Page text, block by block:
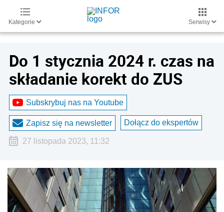
Kategorie Serwisy
Do 1 stycznia 2024 r. czas na
składanie korekt do ZUS
Subskrybuj nas na Youtube
Zapisz się na newsletter Dołącz do ekspertów
27 listopada 2023, 11:32